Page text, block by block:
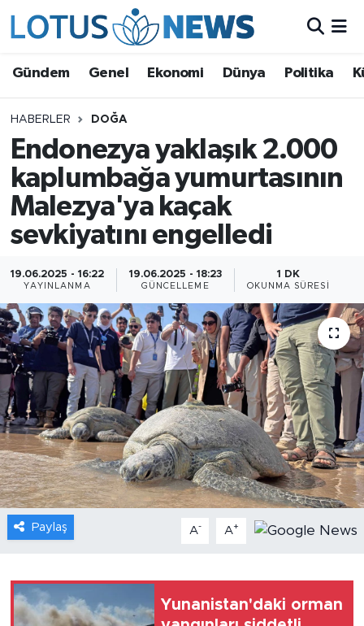
Gündem Genel Ekonomi Dünya Politika
HABERLER DOĞA
Endonezya yaklaşık 2.000
kaplumbağa yumurtasının
Malezya'ya kaçak
sevkiyatını engelledi
19.06.2025 - 16:22
YAYINLANMA
19.06.2025 - 18:23
GÜNCELLEME
1 DK
OKUNMA SÜRESI
Paylaş A- A+
Yunanistan'daki orman
Ekonomi
Dünya
Politika
Kültür - Sanat ve Tarih
Yaşam
Bilim ve Teknoloji
Çin Fuarları
Gündem
Video
Sağlık
Foto Haber
Xinhua Türkiye